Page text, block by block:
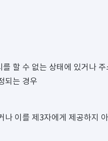
할 수 없는 상태에 있거나
되는 경우
나 이를 제3자에게 제공하지